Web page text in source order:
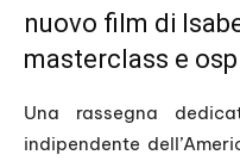
nuovo film di
masterclass e
Una rassegna
indipendente